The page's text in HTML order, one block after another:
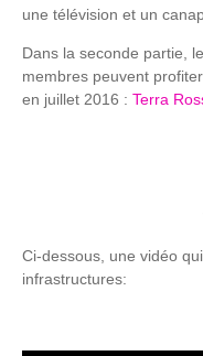
une télévision et un
Dans la seconde partie,
membres peuvent
en juillet 2016 : Terra
Ci-dessous, une vidéo
infrastructures: